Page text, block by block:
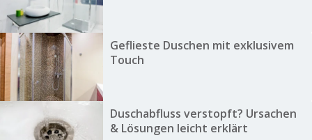
Geflieste Duschen mit exklusivem
Touch
Duschabfluss verstopft? Ursachen
& Lösungen leicht erklärt